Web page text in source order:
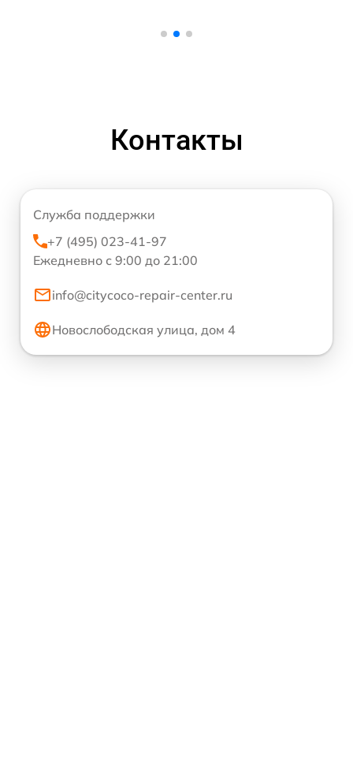
Контакты
Служба поддержки
+7 (495) 023-41-97
Ежедневно с 9:00 до 21:00
info@citycoco-repair-center.ru
Новослободская улица, дом 4